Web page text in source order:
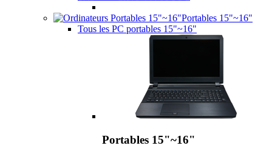
Portables 15"~16"
Tous les PC portables 15"~16"
Portables 15"~16"